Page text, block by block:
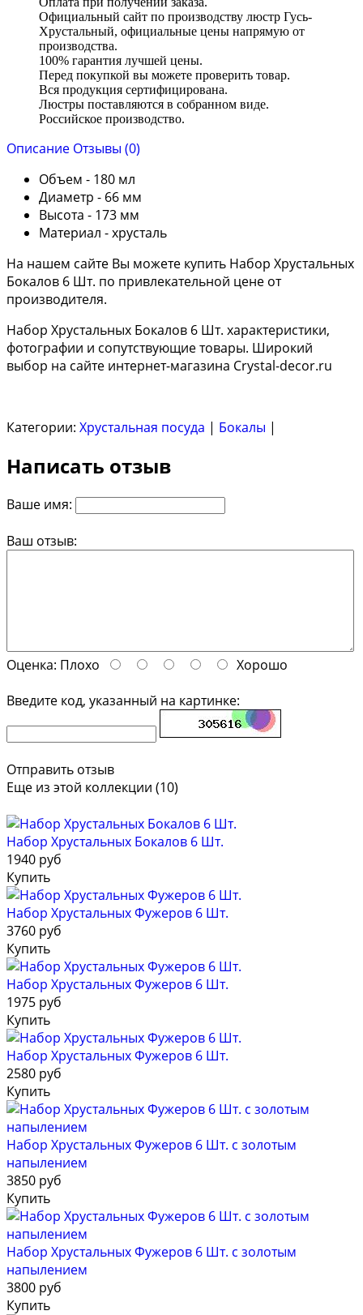
Официальный сайт по производству люстр Гусь-
Хрустальный, официальные цены напрямую от
производства.
100% гарантия лучшей цены.
Перед покупкой вы можете проверить товар.
Вся продукция сертифицирована.
Люстры поставляются в собранном виде.
Российское производство.
Описание Отзывы (0)
Объем - 180 мл
Диаметр - 66 мм
Высота - 173 мм
Материал - хрусталь
На нашем сайте Вы можете купить Набор Хрустальных
Бокалов 6 Шт. по привлекательной цене от
производителя.
Набор Хрустальных Бокалов 6 Шт. характеристики,
фотографии и сопутствующие товары. Широкий
выбор на сайте интернет-магазина Crystal-decor.ru
Категории: Хрустальная посуда | Бокалы |
Написать отзыв
Ваше имя:
Ваш отзыв:
Оценка: Плохо
Хорошо
Введите код, указанный на картинке:
Отправить отзыв
Еще из этой коллекции (10)
Набор Хрустальных Бокалов 6 Шт.
1940 руб
Купить
Набор Хрустальных Фужеров 6 Шт.
3760 руб
Купить
Набор Хрустальных Фужеров 6 Шт.
1975 руб
Купить
Набор Хрустальных Фужеров 6 Шт.
2580 руб
Купить
Набор Хрустальных Фужеров 6 Шт. с золотым
напылением
3850 руб
Купить
Набор Хрустальных Фужеров 6 Шт. с золотым
напылением
3800 руб
Купить